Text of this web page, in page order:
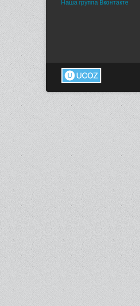
Наша группа Вконтакте